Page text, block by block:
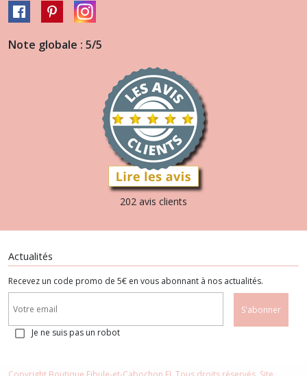
Note globale : 5/5
202 avis clients
Actualités
Recevez un code promo de 5€ en vous abonnant à nos actualités.
S'abonner
Je ne suis pas un robot